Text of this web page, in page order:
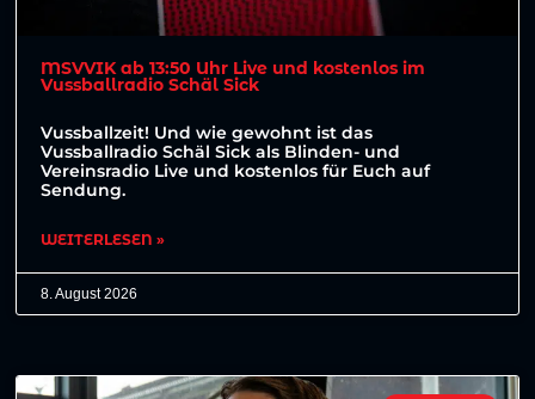
MSVVIK ab 13:50 Uhr Live und kostenlos im
Vussballradio Schäl Sick
Vussballzeit! Und wie gewohnt ist das
Vussballradio Schäl Sick als Blinden- und
Vereinsradio Live und kostenlos für Euch auf
Sendung.
WEITERLESEN »
8. August 2026